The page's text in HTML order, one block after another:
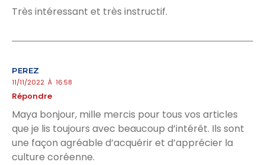
Très intéressant et très instructif.
PEREZ
11/11/2022 À 16:58
Répondre
Maya bonjour, mille mercis pour tous vos articles
que je lis toujours avec beaucoup d’intérêt. Ils sont
une façon agréable d’acquérir et d’apprécier la
culture coréenne.